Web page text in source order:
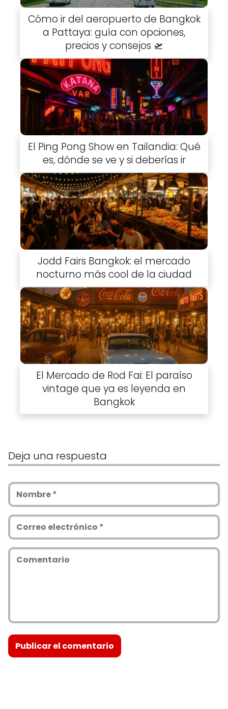
Cómo ir del aeropuerto de Bangkok
a Pattaya: guía con opciones,
precios y consejos 🛫
El Ping Pong Show en Tailandia: Qué
es, dónde se ve y si deberías ir
Jodd Fairs Bangkok: el mercado
nocturno más cool de la ciudad
El Mercado de Rod Fai: El paraíso
vintage que ya es leyenda en
Bangkok
Deja una respuesta